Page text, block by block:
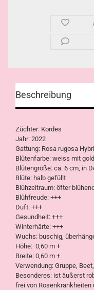
Beschreibung
Züchter: Kordes
Jahr: 2022
Gattung: Rosa rugosa
Blütenfarbe: weiss mit
Blütengröße: ca. 6 cm, in
Blüte: halb gefüllt
Blühzeitraum: öfter blühend
Blühfreude: +++
Duft: +++
Gesundheit: +++
Winterhärte: +++
Wuchs: buschig,
Höhe: 0,60 m +
Breite: 0,60 m +
Verwendung: Gruppe,
Besonderes: ist äußerst
frei von Rosenkrankheiten